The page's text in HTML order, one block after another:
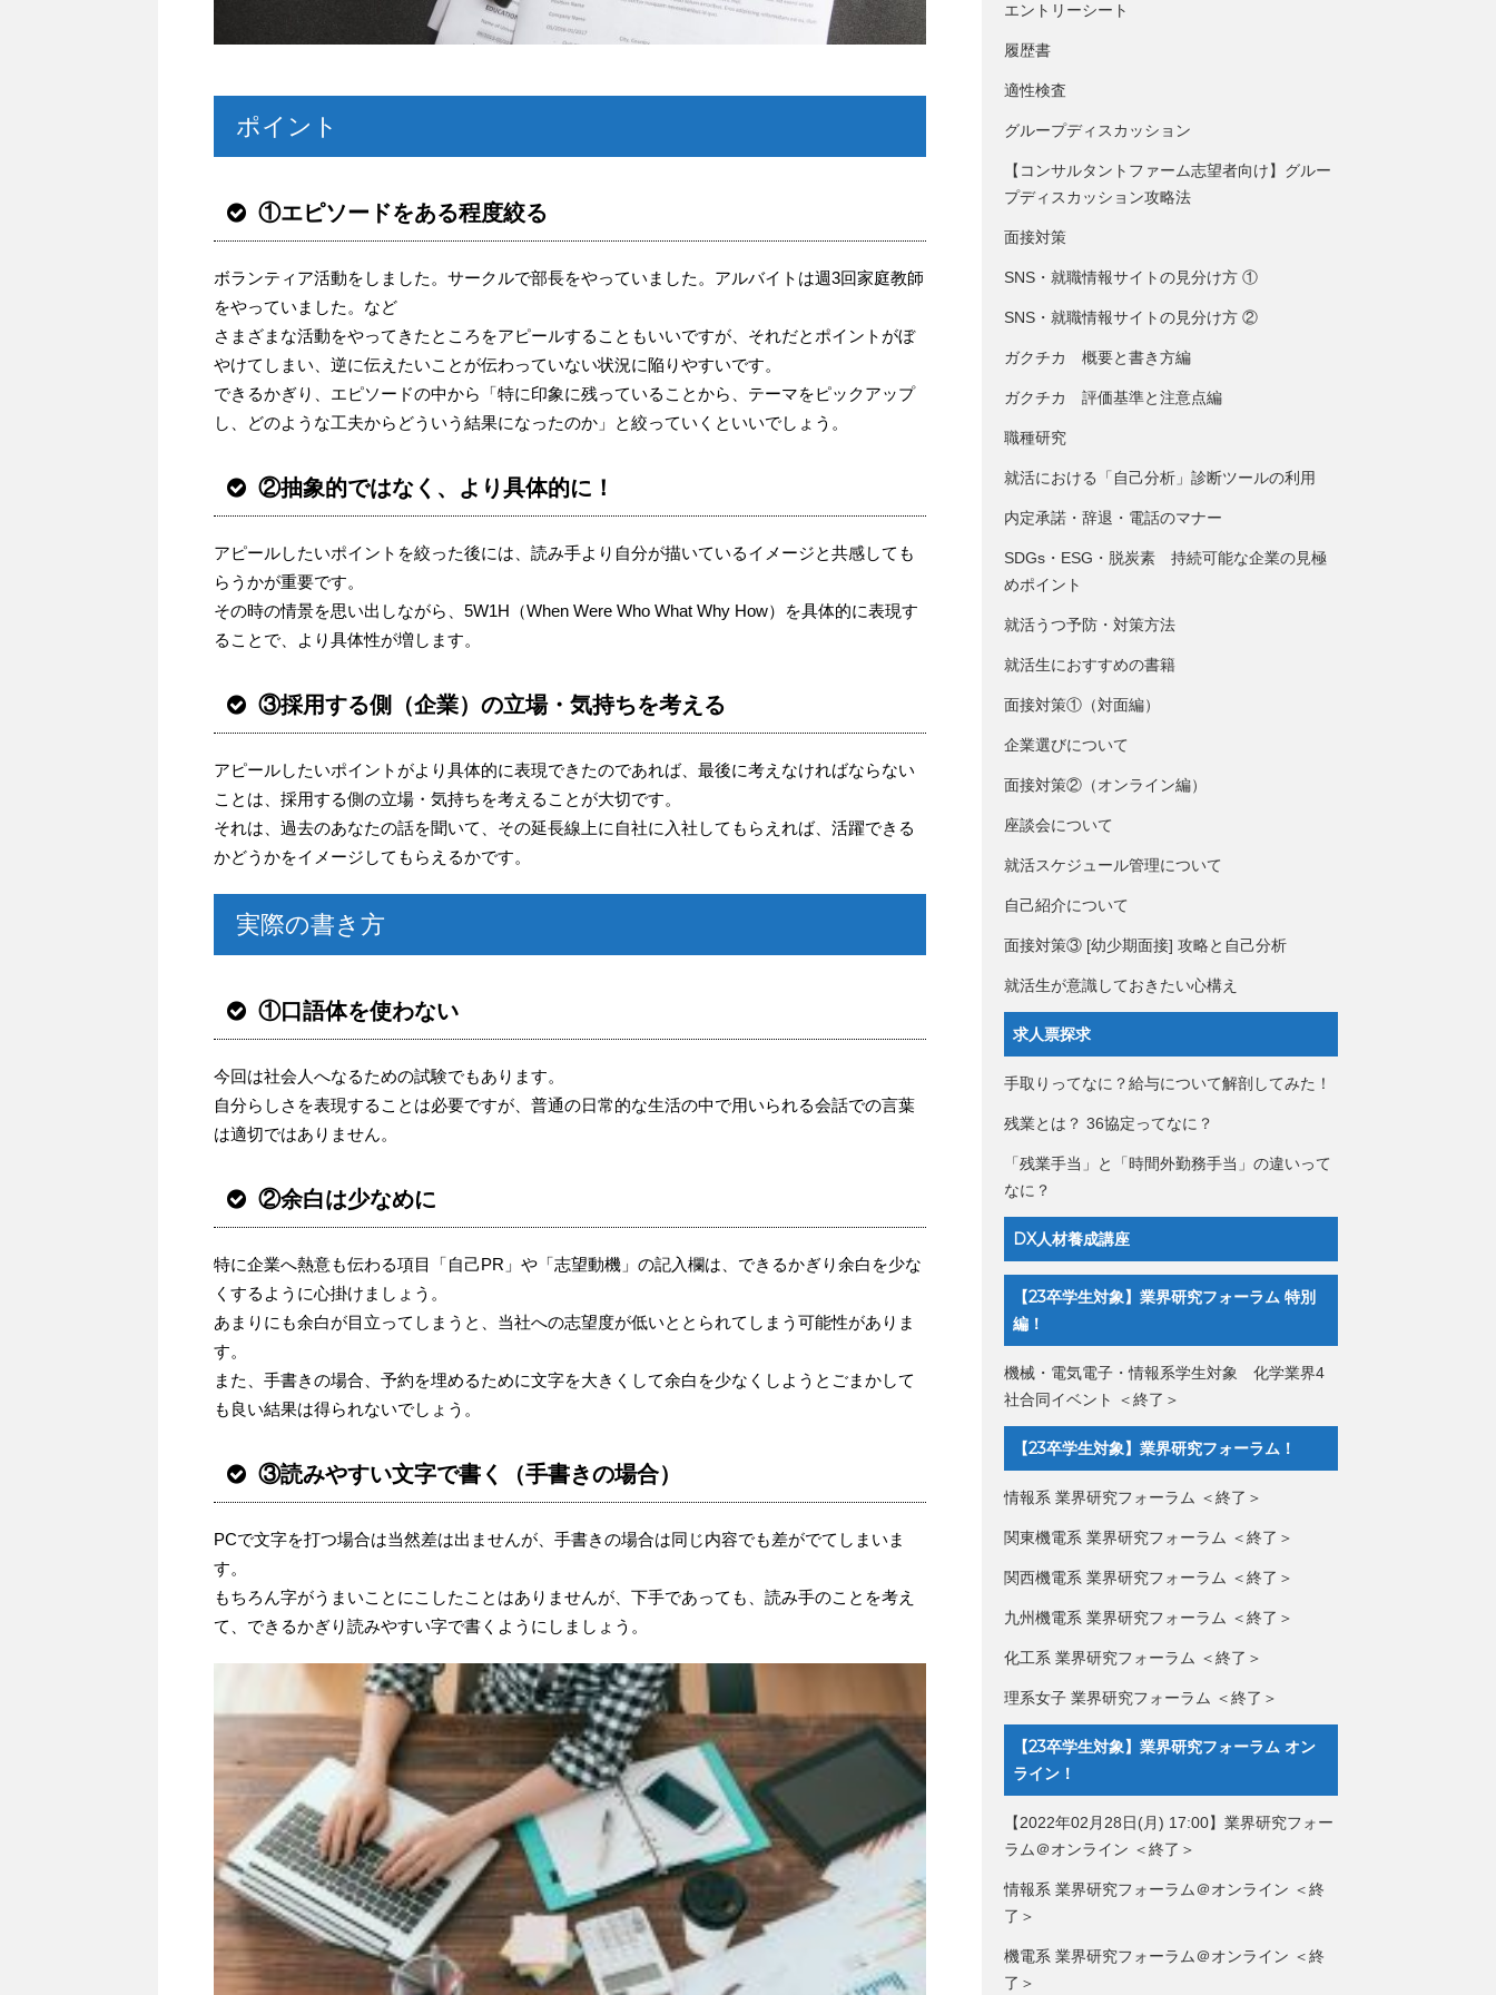
ポイント
①エピソードをある程度絞る
ボランティア活動をしました。サークルで部長をやっていました。アルバイトは週3回家庭教師
をやっていました。など
さまざまな活動をやって きたところをアピールすることもいいですが、それだとポイントがぼ
やけてしまい、逆に伝えたいことが伝わっていない状況に陥りやすいです。
できるかぎり、エピソードの中から「特に印象に残っていることから、テーマをピックアップ
し、どのような工夫からどういう結果になったのか」と絞っていくといいでしょう。
②抽象的ではなく、より具体的に！
アピールしたいポイントを絞った後には、読み手より自分が描いているイメージと共感しても
らうかが重要です。
その時の情景を思い出しながら、5W1H（When Were Who What Why How）を具体的に表現す
ることで、より具体性が増します。
③採用する側（企業）の立場・気持ちを考える
アピールしたいポイントがより具体的に表現できたのであれば、最後に考えなければならない
ことは、採用する側の立場・気持ちを考えることが大切です。
それは、過去のあなたの話を聞いて、その延長線上に自社に入社してもらえれば、活躍できる
かどうかをイメージしてもらえるかです。
実際の書き方
①口語体を使わない
今回は社会人へなるための試験でもあります。
自分らしさを表現することは必要ですが、普通の日常的な生活の中で用いられる会話での言葉
は適切ではありません。
②余白は少なめに
特に企業へ熱意も伝わる項目「自己PR」や「志望動機」の記入欄は、できるかぎり余白を少な
くするように心掛けましょう。
あまりにも余白が目立ってしまうと、当社への志望度が低いととられてしまう可能性がありま
す。
また、手書きの場合、 予約を埋めるために文字を大きくして余白を少なくしようとごまかして
も良い結果は得られないでしょう。
③読みやすい文字で書く（手書きの場合）
PCで文字を打つ場合は当然差は出ませんが、手書きの場合は同じ内容でも差がでてしまいま
す。
もちろん字がうまいことにこしたことはありませんが、下手であっても、読み手のことを考え
て、できるかぎり読みやすい字で書くようにしましょう。
エントリーシート
履歴書
適性検査
グループディスカッション
【コンサルタントファーム志望者向け】グルー
プディスカッション攻略法
面接対策
SNS・就職情報サイトの見分け方 ①
SNS・就職情報サイトの見分け方 ②
ガクチカ 概要と書き方編
ガクチカ 評価基準と注意点編
職種研究
就活における「自己分析」診断ツールの利用
内定承諾・辞退・電話のマナー
SDGs・ESG・脱炭素 持続可能な企業の見極
めポイント
就活うつ予防・対策方法
就活生におすすめの書籍
面接対策①（対面編）
企業選びについて
面接対策②（オンライン編）
座談会について
就活スケジュール管理について
自己紹介について
面接対策③ [幼少期面接] 攻略と自己分析
就活生が意識しておきたい心構え
求人票探求
手取りってなに？給与について解剖してみた！
残業とは？ 36協定ってなに？
「残業手当」と「時間外勤務手当」の違いって
なに？
DX人材養成講座
【23卒学生対象】業界研究フォーラム 特別
編！
機械・電気電子・情報系学生対象 化学業界4
社合同イベント ＜終了＞
【23卒学生対象】業界研究フォーラム！
情報系 業界研究フォーラム ＜終了＞
関東機電系 業界研究フォーラム ＜終了＞
関西機電系 業界研究フォーラム ＜終了＞
九州機電系 業界研究フォーラム ＜終了＞
化工系 業界研究フォーラム ＜終了＞
理系女子 業界研究フォーラム ＜終了＞
【23卒学生対象】業界研究フォーラム オン
ライン！
【2022年02月28日(月) 17:00】業界研究フォー
ラム＠オンライン ＜終了＞
情報系 業界研究フォーラム＠オンライン ＜終
了＞
機電系 業界研究フォーラム＠オンライン ＜終
了＞